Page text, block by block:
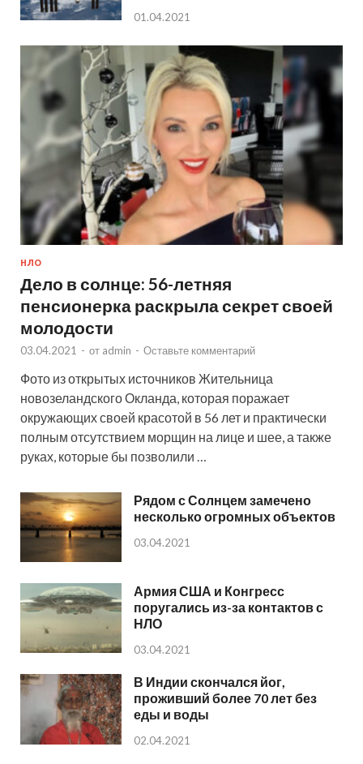
01.04.2021
НЛО
Дело в солнце: 56-летняя
пенсионерка раскрыла секрет своей
молодости
03.04.2021 - от admin - Оставьте комментарий
Фото из открытых источников Жительница
новозеландского Окланда, которая поражает
окружающих своей красотой в 56 лет и практически
полным отсутствием морщин на лице и шее, а также
руках, которые бы позволили …
Рядом с Солнцем замечено
несколько огромных объектов
03.04.2021
Армия США и Конгресс
поругались из-за контактов с
НЛО
03.04.2021
В Индии скончался йог,
проживший более 70 лет без
еды и воды
02.04.2021